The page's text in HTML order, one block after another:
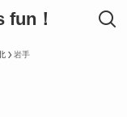
！
岩手